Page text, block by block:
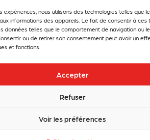
expériences, nous utilisons des technologies telles que
informations des appareils. Le fait de consentir à ces
données telles que le comportement de navigation ou
ou de retirer son consentement peut avoir un
et fonctions.
Accepter
Refuser
Voir les préférences